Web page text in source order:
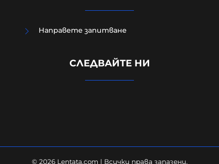
украинската посланичка заради
Направете запитване
СЛЕДВАЙТЕ НИ
© 2026 Lentata.com | Всички права запазени.